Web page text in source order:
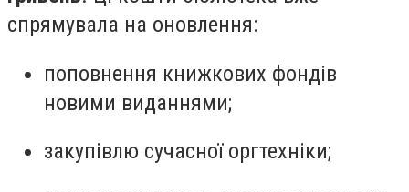
спрямувала на оновлення:
поповнення книжкових фондів
новими виданнями;
закупівлю сучасної оргтехніки;